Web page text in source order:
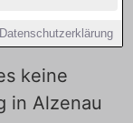
Datenschutzerklärung
keine
in Alzenau